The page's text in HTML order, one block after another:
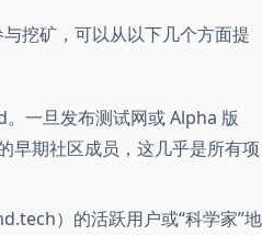
挖矿，可以从以下几个方面提
一旦发布测试网或 Alpha 版
早期社区成员，这几乎是所有项
）的活跃用户或“科学家”地